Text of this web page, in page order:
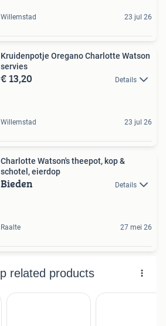
Willemstad 23 jul 26
Kruidenpotje Oregano Charlotte Watson
servies
€ 13,20 Details
Willemstad 23 jul 26
Charlotte Watson's theepot, kop &
schotel, eierdop
Bieden Details
Raalte 27 mei 26